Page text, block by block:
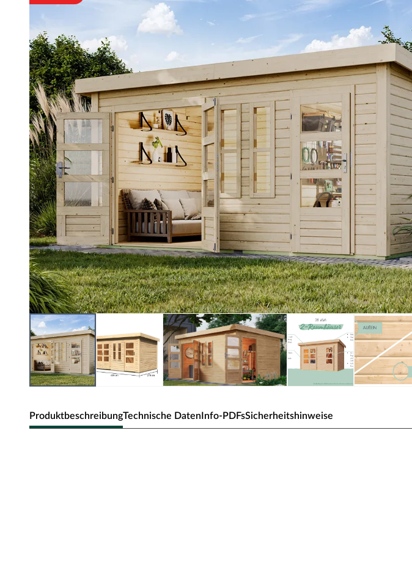
ProduktbeschreibungTechnische DatenInfo-PDFsSicherheitshinweise